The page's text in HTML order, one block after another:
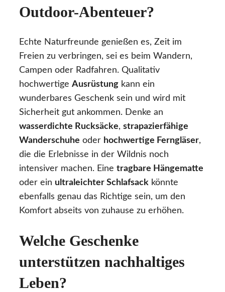
Outdoor-Abenteuer?
Echte Naturfreunde genießen es, Zeit im
Freien zu verbringen, sei es beim Wandern,
Campen oder Radfahren. Qualitativ
hochwertige Ausrüstung kann ein
wunderbares Geschenk sein und wird mit
Sicherheit gut ankommen. Denke an
wasserdichte Rucksäcke, strapazierfähige
Wanderschuhe oder hochwertige Ferngläser,
die die Erlebnisse in der Wildnis noch
intensiver machen. Eine tragbare Hängematte
oder ein ultraleichter Schlafsack könnte
ebenfalls genau das Richtige sein, um den
Komfort abseits von zuhause zu erhöhen.
Welche Geschenke
unterstützen nachhaltiges
Leben?